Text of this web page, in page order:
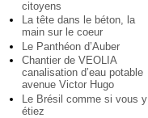
citoyens
La tête dans le béton, la
main sur le coeur
Le Panthéon d’Auber
Chantier de VEOLIA
canalisation d’eau potable
avenue Victor Hugo
Le Brésil comme si vous y
étiez